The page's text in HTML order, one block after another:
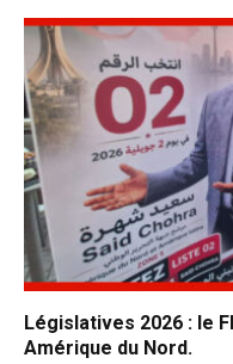
Législatives 2026 : le
Amérique du Nord.